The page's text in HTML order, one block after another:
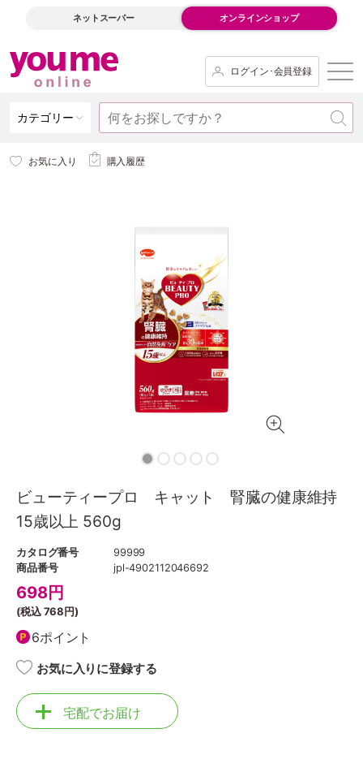
ネットスーパー オンラインショップ
ログイン･会員登録
カテゴリー
お気に入り 購入履歴
ビューティープロ キャット 腎臓の健康維持
15歳以上 560g
カタログ番号
99999
商品番号
jpl-4902112046692
698円
(税込768円)
6ポイント
お気に入りに登録する
宅配でお届け